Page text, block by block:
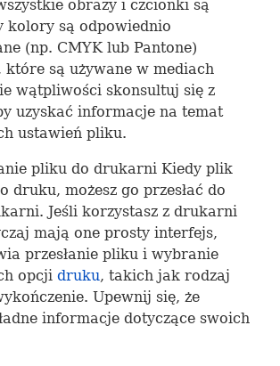
obrazy i czcionki są
kolory są odpowiednio
(np. CMYKlub Pantone)
które są używane w mediach
wątpliwości skonsultuj się z
uzyskać informacje na temat
ustawień pliku.
pliku do drukarni Kiedy plik
druku, możesz go przesłać do
Jeśli korzystasz z drukarni
mają one prosty interfejs,
przesłanie pliku i wybranie
opcji druku, takich jak rodzaj
Upewnij się, że
informacje dotyczące swoich